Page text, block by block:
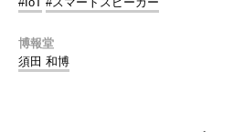
博報堂
須田 和博